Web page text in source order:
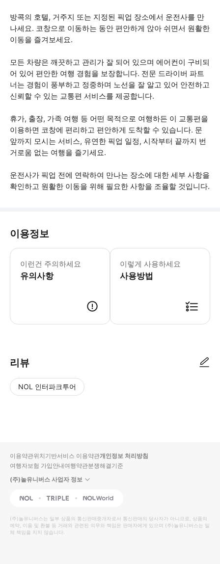
방콕의 호텔, 거주지 또는 지정된 픽업 장소에서 운전사를 만
나세요. 코창으로 이동하는 동안 편안하게 앉아 쉬면서 원활한
이동을 즐겨보세요.
모든 차량은 깨끗하고 관리가 잘 되어 있으며 에어컨이 구비되
어 있어 편안한 여행 경험을 보장합니다. 전문 드라이버 파트
너는 경험이 풍부하고 정중하며 노선을 잘 알고 있어 안전하고
신뢰할 수 있는 교통편 서비스를 제공합니다.
휴가, 출장, 가족 여행 등 어떤 목적으로 여행하든 이 교통편을
이용하면 코창에 편리하고 편안하게 도착할 수 있습니다. 문
앞까지 모시는 서비스, 유연한 픽업 일정, 시작부터 끝까지 번
거로움 없는 여행을 즐기세요.
운전사가 픽업 전에 연락하여 만나는 장소에 대한 세부 사항을
확인하고 원활한 이동을 위해 필요한 사항을 조율할 것입니다.
이용정보
이런건 주의하세요
유의사항
* 소요시간 : 300분 (옵션에 따라 소
이렇게 사용하세요
사용방법
리뷰
NOL 인터파크투어
입니
다.
높
은
순
동
영
상
순
상
이용약관위치기반서비스 이용약관개인정보 처리방침
여행자보험 가입안내여행약관분쟁해결기준
(주)놀유니버스 사업자 정보
NOL Triple Interpark Global
(주)놀유니버스는 일부 상품의 통신판매중개자로서 통신판매의 당사자가 아니므로, 상품의
예약, 이용 및 환불 등 거래와 관련된 의무와 책임은 판매자에게 있으며 (주)놀유니버스는 일
체 책임을 지지 않습니다.